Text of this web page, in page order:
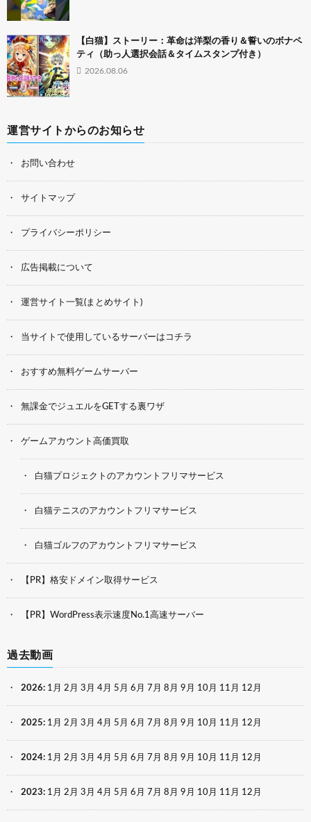
【白猫】ストーリー：革命は洋梨の香り＆誓いのボナペ
ティ（助っ人選択会話＆タイムスタンプ付き）
2026.08.06
運営サイトからのお知らせ
お問い合わせ
サイトマップ
プライバシーポリシー
広告掲載について
運営サイト一覧(まとめサイト)
当サイトで使用しているサーバーはコチラ
おすすめ無料ゲームサーバー
無課金でジュエルをGETする裏ワザ
ゲームアカウント高価買取
白猫プロジェクトのアカウントフリマサービス
白猫テニスのアカウントフリマサービス
白猫ゴルフのアカウントフリマサービス
【PR】格安ドメイン取得サービス
【PR】WordPress表示速度No.1高速サーバー
過去動画
2026: 1月 2月 3月 4月 5月 6月 7月 8月 9月 10月 11月 12月
2025: 1月 2月 3月 4月 5月 6月 7月 8月 9月 10月 11月 12月
2024: 1月 2月 3月 4月 5月 6月 7月 8月 9月 10月 11月 12月
2023: 1月 2月 3月 4月 5月 6月 7月 8月 9月 10月 11月 12月